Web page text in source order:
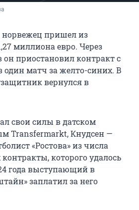
норвежец пришел из
миллиона евро. Через
он приостановил контракт с
один матч за желто-синих. В
вернулся в
свои силы в датском
Transfermarkt, Кнудсен —
«Ростова» из числа
которого удалось
года выступающий в
заплатил за него